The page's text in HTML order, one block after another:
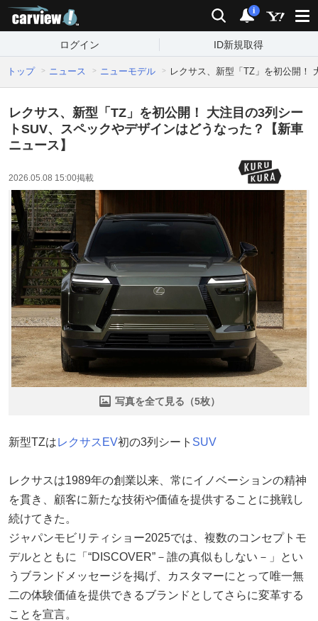
検索 通知
i
ログイン ID新規取得
トップ ニュース ニューモデル レクサス、新型「TZ」を初公開！
レクサス、新型「TZ」を初公開！ 大注目の3列シー
トSUV、スペックやデザインはどうなった？【新車
ニュース】
2026.05.08 15:00掲載
写真を全て見る（5枚）
新型TZはレクサス EV初の3列シート SUV
レクサスは1989年の創業以来、常にイノベーションの精神
を貫き、顧客に新たな技術や価値を提供することに挑戦し
続けてきた。
ジャパンモビリティショー2025では、複数のコンセプトモ
デルとともに「“DISCOVER”－誰の真似もしない－」とい
うブランドメッセージを掲げ、カスタマーにとって唯一無
二の体験価値を提供できるブランドとしてさらに変革する
ことを宣言。